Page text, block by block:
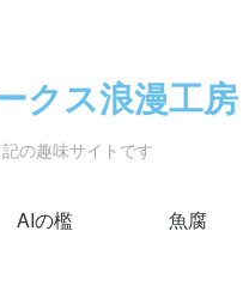
クス浪漫工房
の趣味サイトです
AIの檻 魚腐